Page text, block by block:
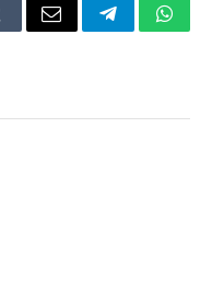
Email Telegram